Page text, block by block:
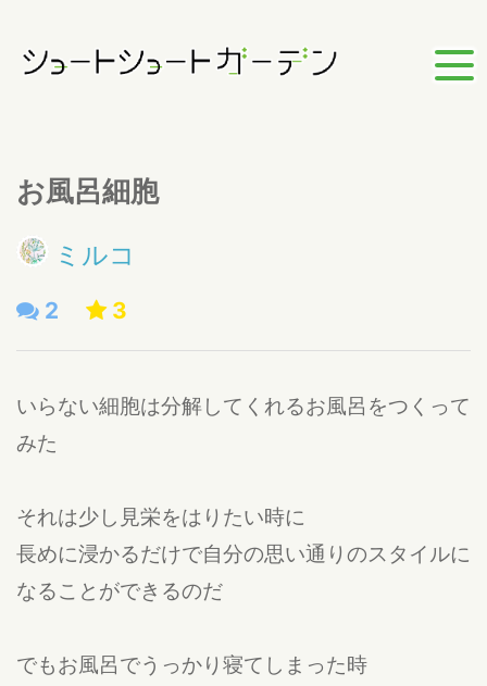
お風呂細胞
ミルコ
2 3
いらない細胞は分解してくれるお風呂をつくって
みた
それは少し見栄をはりたい時に
長めに浸かるだけで自分の思い通りのスタイルに
なることができるのだ
でもお風呂でうっかり寝てしまった時